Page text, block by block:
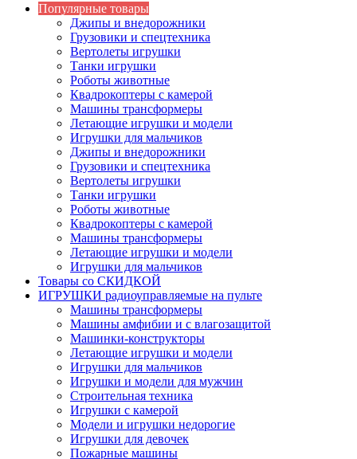
Популярные товары
Джипы и внедорожники
Грузовики и спецтехника
Вертолеты игрушки
Танки игрушки
Роботы животные
Квадрокоптеры с камерой
Машины трансформеры
Летающие игрушки и модели
Игрушки для мальчиков
Джипы и внедорожники
Грузовики и спецтехника
Вертолеты игрушки
Танки игрушки
Роботы животные
Квадрокоптеры с камерой
Машины трансформеры
Летающие игрушки и модели
Игрушки для мальчиков
Товары со СКИДКОЙ
ИГРУШКИ радиоуправляемые на пульте
Машины трансформеры
Машины амфибии и с влагозащитой
Машинки-конструкторы
Летающие игрушки и модели
Игрушки для мальчиков
Игрушки и модели для мужчин
Строительная техника
Игрушки с камерой
Модели и игрушки недорогие
Игрушки для девочек
Пожарные машины